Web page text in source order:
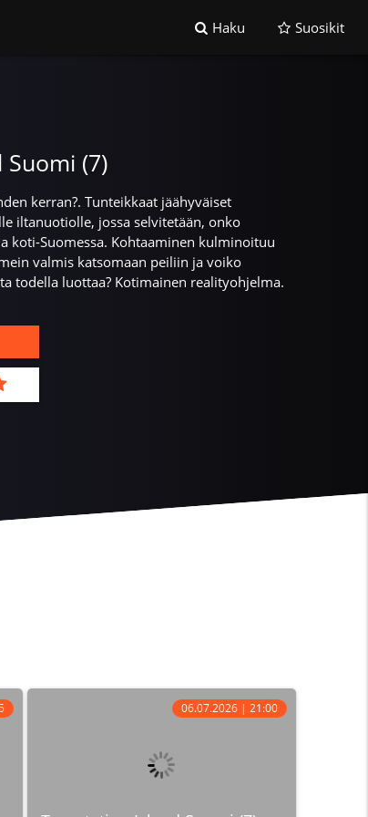
Haku Suosikit
(7)
kerran?. Tunteikkaat jäähyväiset
iltanuotiolle, jossa selvitetään, onko
koti-Suomessa. Kohtaaminen kulminoituu
valmis katsomaan peiliin ja voiko
todella luottaa? Kotimainen realityohjelma.
06.07.2026 | 21:00